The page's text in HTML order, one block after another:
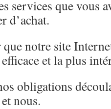
services que vous
d’achat.
que notre site
et la plus
obligations
nous.